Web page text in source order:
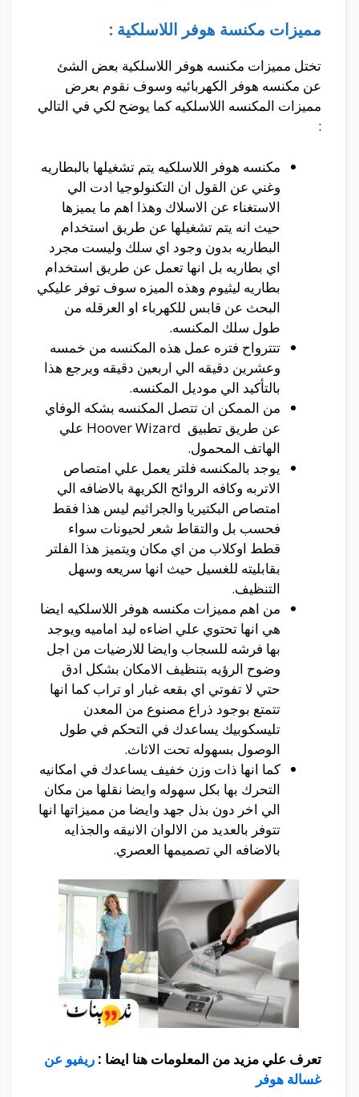
مميزات مكنسة هوفر اللاسلكية :
تختل مميزات مكنسه هوفر اللاسلكية بعض الشئ
عن مكنسه هوفر الكهربائيه وسوف نقوم بعرض
مميزات المكنسه اللاسلكيه كما يوضح لكي في التالي
:
مكنسه هوفر اللاسلكيه يتم تشغيلها بالبطاريه
وغني عن القول ان التكنولوجيا ادت الي
الاستغناء عن الاسلاك وهذا اهم ما يميزها
حيث انه يتم تشغيلها عن طريق استخدام
البطاريه بدون وجود اي سلك وليست مجرد
اي بطاريه بل انها تعمل عن طريق استخدام
بطاريه ليثيوم وهذه الميزه سوف توفر عليكي
البحث عن قابس للكهرباء او العرقله من
طول سلك المكنسه.
تتترواح فتره عمل هذه المكنسه من خمسه
وعشرين دقيقه الي اربعين دقيقه ويرجع هذا
بالتأكيد الي موديل المكنسه.
من الممكن ان تتصل المكنسه بشكه الوفاي
عن طريق تطبيق Hoover Wizard علي
الهاتف المحمول.
يوجد بالمكنسه فلتر يعمل علي امتصاص
الاتربه وكافه الروائح الكريهة بالاضافه الي
امتصاص البكتيريا والجراثيم ليس هذا فقط
فحسب بل والتقاط شعر لحيونات سواء
قطط اوكلاب من اي مكان ويتميز هذا الفلتر
بقابليته للغسيل حيث انها سريعه وسهل
التنظيف.
من اهم مميزات مكنسه هوفر اللاسلكيه ايضا
هي انها تحتوي علي اضاءه ليد اماميه ويوجد
بها فرشه للسجاب وايضا للارضيات من اجل
وضوح الرؤيه بتنظيف الامكان بشكل ادق
حتي لا تفوتي اي بقعه غبار او تراب كما انها
تتمتع بوجود ذراع مصنوع من المعدن
تليسكوبيك يساعدك في التحكم في طول
الوصول بسهوله تحت الاثاث.
كما انها ذات وزن خفيف يساعدك في امكانيه
التحرك بها بكل سهوله وايضا نقلها من مكان
الي اخر دون بذل جهد وايضا من مميزاتها انها
تتوفر بالعديد من الالوان الانيقه والجذايه
بالاضافه الي تصميمها العصري.
تعرف علي مزيد من المعلومات هنا ايضا : ريفيو عن
غسالة هوفر